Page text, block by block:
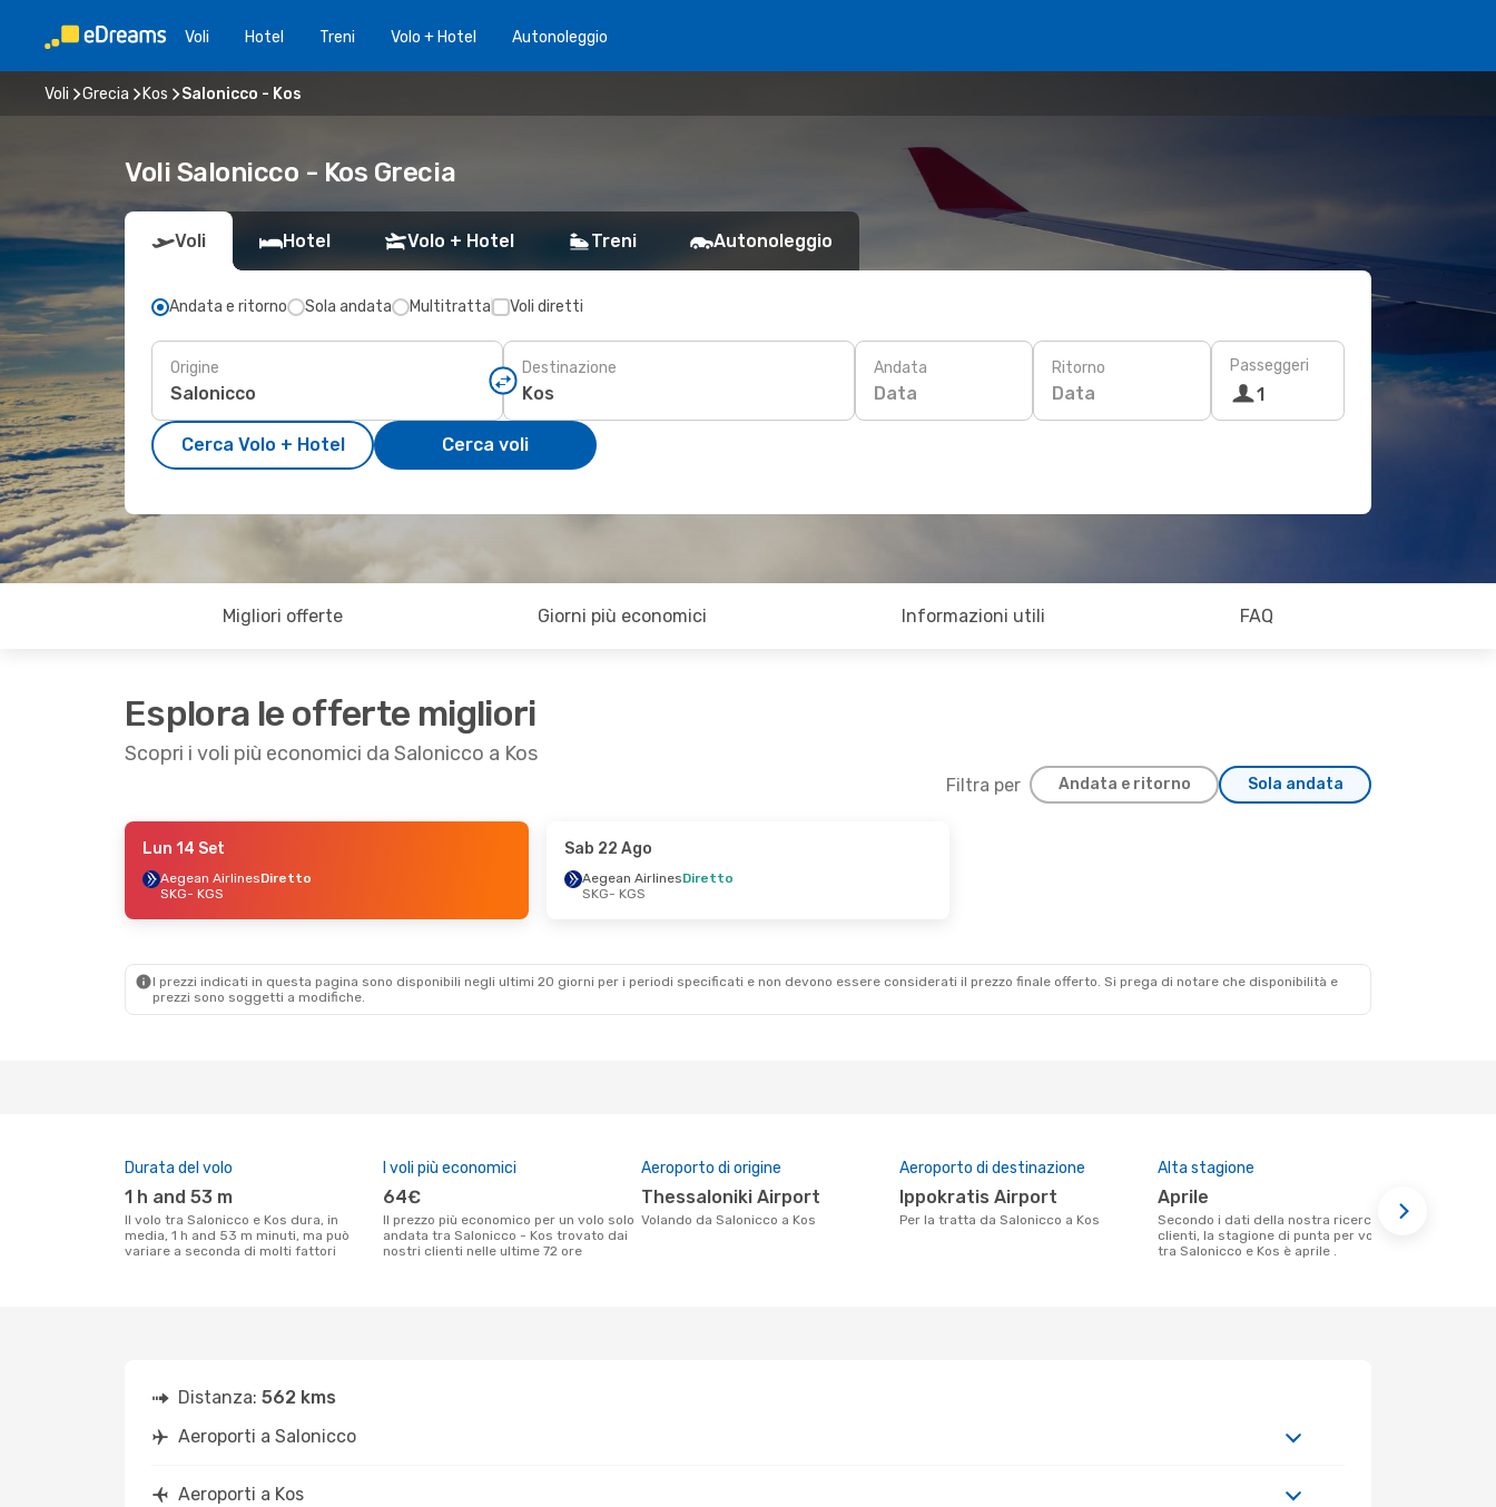
Voli Hotel Treni Volo + Hotel Autonoleggio
Voli Grecia Kos Salonicco - Kos
Voli Salonicco - Kos Grecia
Voli Hotel Volo + Hotel Treni Autonoleggio
Andata e ritorno Sola andata Multitratta Voli diretti
Origine Destinazione Andata
Data
Ritorno
Data
Passeggeri
1
Cerca Volo + Hotel Cerca voli
Migliori offerte Giorni più economici Informazioni utili FAQ
Esplora le offerte migliori
Scopri i voli più economici da Salonicco a Kos
Filtra per Andata e ritorno Sola andata
- Dom 11 Ott
Diretto
- Mar 15 Set
Lun 14 Set
Aegean AirlinesDiretto
SKG- KGS
Sab 22 Ago
Aegean AirlinesDiretto
SKG- KGS
I prezzi indicati in questa pagina sono disponibili negli ultimi 20 giorni per i periodi specificati e non devono essere considerati il ​​prezzo finale offerto. Si prega di notare che disponibilità e
prezzi sono soggetti a modifiche.
Durata del volo
1 h and 53 m
Il volo tra Salonicco e Kos dura, in
media, 1 h and 53 m minuti, ma può
variare a seconda di molti fattori
I voli più economici
64€
Il prezzo più economico per un volo solo
andata tra Salonicco - Kos trovato dai
nostri clienti nelle ultime 72 ore
Aeroporto di origine
Thessaloniki Airport
Volando da Salonicco a Kos
Aeroporto di destinazione
Ippokratis Airport
Per la tratta da Salonicco a Kos
Alta stagione
aprile
Secondo i dati della nostra ricerca
clienti, la stagione di punta per volare
tra Salonicco e Kos è aprile .
Distanza: 562 kms
Aeroporti a Salonicco
Aeroporti a Kos